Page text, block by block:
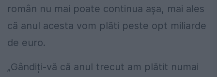
român nu mai poate continua așa, mai ales
că anul acesta vom plăti peste opt miliarde
de euro.
„Gândiți-vă că anul trecut am plătit numai